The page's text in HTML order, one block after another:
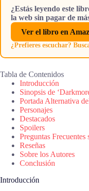
¿Estás leyendo este
la web sin pagar de
Ver el libro en
¿Prefieres escuchar?
Tabla de Contenidos
Introducción
Sinopsis de
Portada Alternativa
Personajes
Destacados
Spoilers
Preguntas Frecuentes
Reseñas
Sobre los Autores
Conclusión
Introducción